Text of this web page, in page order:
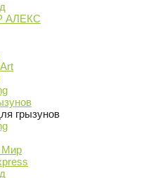
АЛЕКС
грызунов
Мир